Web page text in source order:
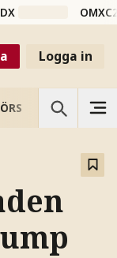
Logga in
VETENSKAP